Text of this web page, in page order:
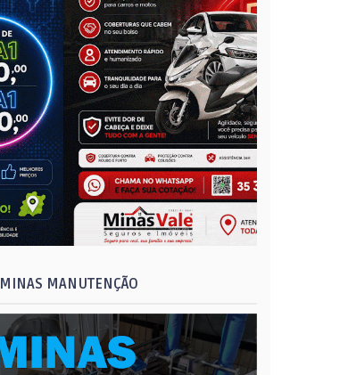
MINAS MANUTENÇÃO